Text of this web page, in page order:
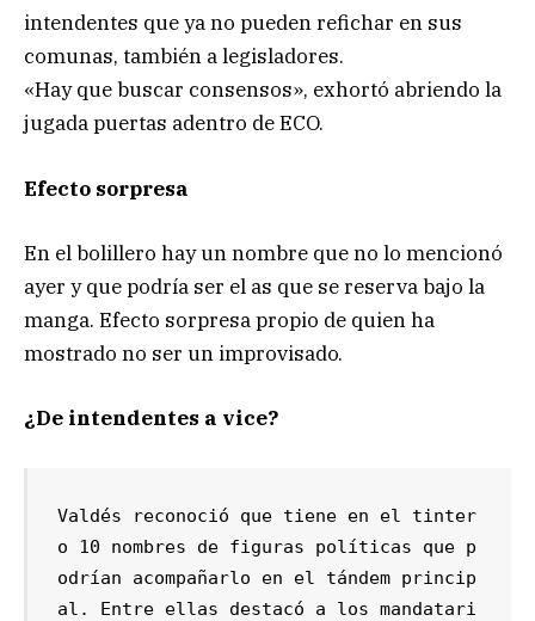
intendentes que ya no pueden refichar en sus
comunas, también a legisladores.
«Hay que buscar consensos», exhortó abriendo la
jugada puertas adentro de ECO.
Efecto sorpresa
En el bolillero hay un nombre que no lo mencionó
ayer y que podría ser el as que se reserva bajo la
manga. Efecto sorpresa propio de quien ha
mostrado no ser un improvisado.
¿De intendentes a vice?
Valdés reconoció que tiene en el tinter
o 10 nombres de figuras políticas que p
odrían acompañarlo en el tándem princip
al. Entre ellas destacó a los mandatari